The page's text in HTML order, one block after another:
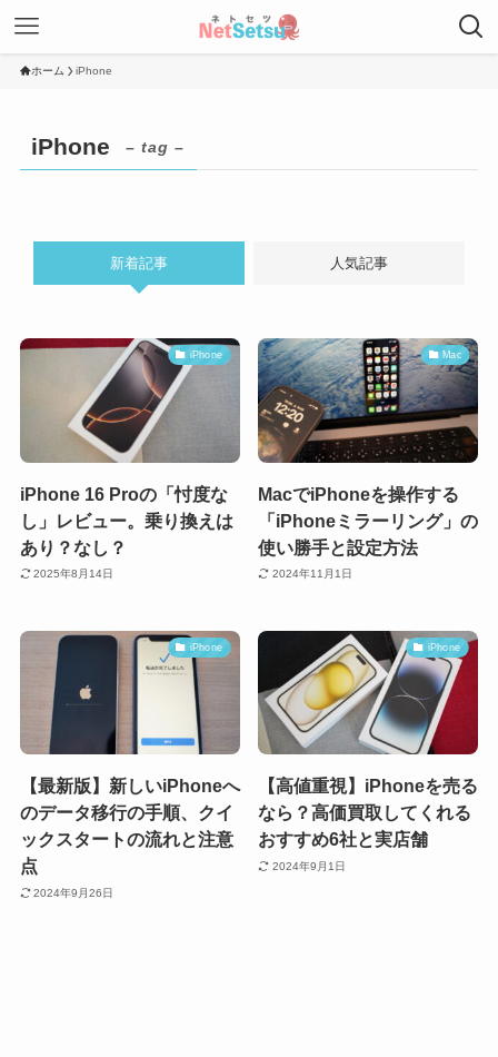
ホーム iPhone
iPhone – tag –
新着記事 人気記事
iPhone
iPhone 16 Proの「忖度な
し」レビュー。乗り換えは
あり？なし？
2025年8月14日
Mac
MacでiPhoneを操作する
「iPhoneミラーリング」の
使い勝手と設定方法
2024年11月1日
iPhone
【最新版】新しいiPhoneへ
のデータ移行の手順、クイ
ックスタートの流れと注意
点
2024年9月26日
iPhone
【高値重視】iPhoneを売る
なら？高価買取してくれる
おすすめ6社と実店舗
2024年9月1日